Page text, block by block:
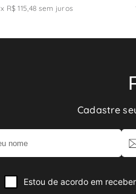
R$ 115,48 sem juros
Cadastre
Estou de acordo em